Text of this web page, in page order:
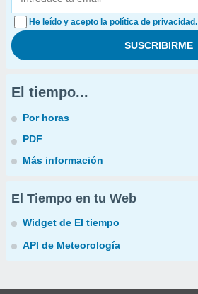
He leído y acepto la política de privacidad.
El tiempo...
Por horas
PDF
Más información
El Tiempo en tu Web
Widget de El tiempo
API de Meteorología